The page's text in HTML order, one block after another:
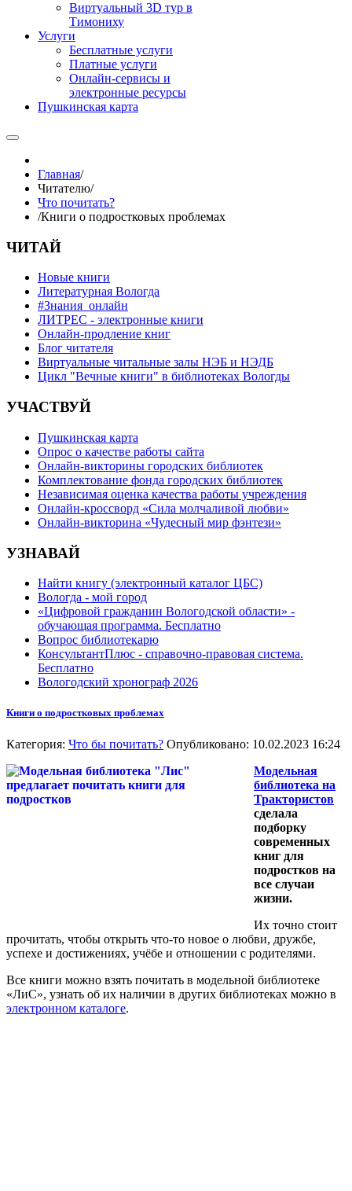
Виртуальный 3D тур в
Тимониху
Услуги
Бесплатные услуги
Платные услуги
Онлайн-сервисы и
электронные ресурсы
Пушкинская карта
Главная/
Читателю/
Что почитать?
/Книги о подростковых проблемах
ЧИТАЙ
Новые книги
Литературная Вологда
#Знания_онлайн
ЛИТРЕС - электронные книги
Онлайн-продление книг
Блог читателя
Виртуальные читальные залы НЭБ и НЭДБ
Цикл "Вечные книги" в библиотеках Вологды
УЧАСТВУЙ
Пушкинская карта
Опрос о качестве работы сайта
Онлайн-викторины городских библиотек
Комплектование фонда городских библиотек
Независимая оценка качества работы учреждения
Онлайн-кроссворд «Сила молчаливой любви»
Онлайн-викторина «Чудесный мир фэнтези»
УЗНАВАЙ
Найти книгу (электронный каталог ЦБС)
Вологда - мой город
«Цифровой гражданин Вологодской области» -
обучающая программа. Бесплатно
Вопрос библиотекарю
КонсультантПлюс - справочно-правовая система.
Бесплатно
Вологодский хронограф 2026
Книги о подростковых проблемах
Категория: Что бы почитать? Опубликовано: 10.02.2023 16:24
Модельная
библиотека на
Трактористов
сделала
подборку
современных
книг для
подростков на
все случаи
жизни.
Их точно стоит
прочитать, чтобы открыть что-то новое о любви, дружбе,
успехе и достижениях, учёбе и отношении с родителями.
Все книги можно взять почитать в модельной библиотеке
«ЛиС», узнать об их наличии в других библиотеках можно в
электронном каталоге.